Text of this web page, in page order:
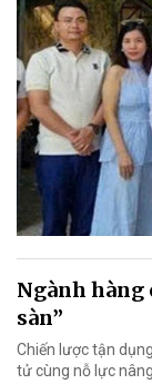
Ngành
sàn”
Chiến lược tận
tử cùng nỗ lực